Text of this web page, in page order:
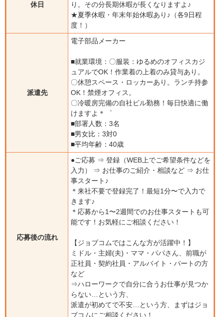
休日
り。その分長期休暇が長くなりますよ♪
★夏季休暇・年末年始休暇あり♪（各9日程
度！）
派遣先
電子部品メーカー
■就業環境：〇服装：ゆるめのオフィスカジ
ュアルでOK！作業着の上着のみ貸与あり。
〇休憩スペース・ロッカーあり。ランチ持参
OK！禁煙オフィス。
〇冷暖房完備の自社ビル勤務！毎日快適に働
けますよ＊゜
■部署人数：3名
■男女比：3対0
■平均年齢：40歳
応募後の流れ
●ご応募 ⇒ 登録（WEB上でご希望条件などを
入力） ⇒ お仕事のご紹介・相談など ⇒ お仕
事スタート♪
＊来社不要で登録完了！最短1分〜で入力で
きます♪
＊応募から1〜2週間でのお仕事スタートも可
能です！お気軽にご相談ください！
【ジョブコムではこんな方が活躍中！】
ミドル・主婦(夫)・ママ・パパさん、前職が
正社員・契約社員・アルバイト・パートの方
など
⇒ハローワークで自分に合うお仕事が見つか
らない…という方、
派遣が初めてで不安…という方、まずはジョ
ブコムにご相談ください！